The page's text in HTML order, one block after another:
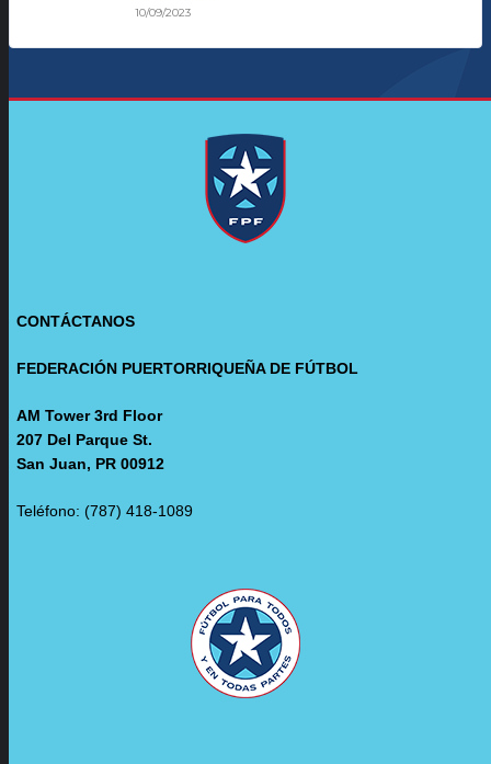
10/09/2023
CONTÁCTANOS
FEDERACIÓN PUERTORRIQUEÑA DE FÚTBOL
AM Tower 3rd Floor
207 Del Parque St.
San Juan, PR 00912
Teléfono: (787) 418-1089